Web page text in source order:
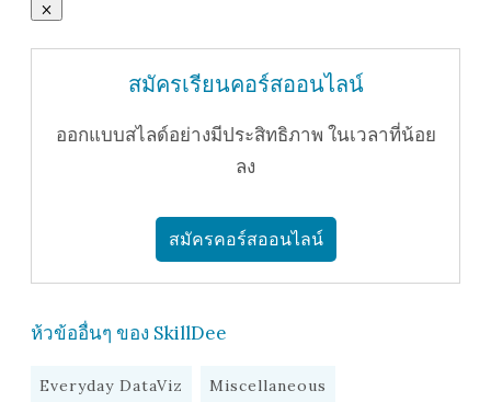
สมัครเรียนคอร์สออนไลน์
ออกแบบสไลด์อย่างมีประสิทธิภาพ ในเวลาที่น้อย
ลง
สมัครคอร์สออนไลน์
ห้วข้ออื่นๆ ของ SkillDee
Everyday DataViz Miscellaneous